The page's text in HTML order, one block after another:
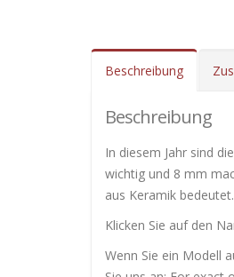
Beschreibung
Beschreibung
In diesem Jahr sind
wichtig und 8 mm
aus Keramik bedeutet.
Klicken Sie auf den
Wenn Sie ein Modell